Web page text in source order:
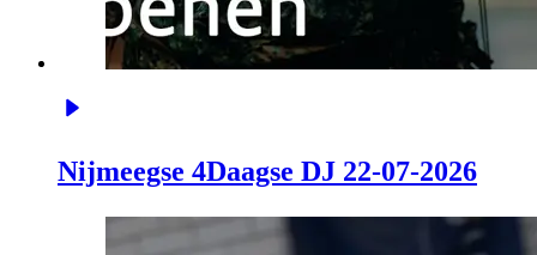
Nijmeegse 4Daagse DJ 22-07-2026